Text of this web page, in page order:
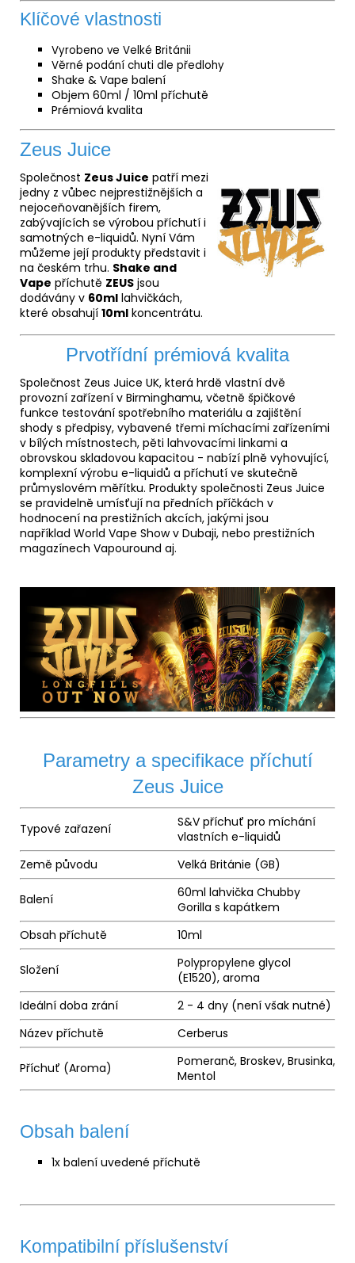
Klíčové vlastnosti
Vyrobeno ve Velké Británii
Věrné podání chuti dle předlohy
Shake & Vape balení
Objem 60ml / 10ml příchutě
Prémiová kvalita
Zeus Juice
Společnost Zeus Juice patří mezi
jedny z vůbec nejprestižnějších a
nejoceňovanějších firem,
zabývajících se výrobou příchutí i
samotných e-liquidů. Nyní Vám
můžeme její produkty představit i
na českém trhu. Shake and
Vape příchutě ZEUS jsou
dodávány v 60ml lahvičkách,
které obsahují 10ml koncentrátu.
Prvotřídní prémiová kvalita
Společnost Zeus Juice UK, která hrdě vlastní dvě
provozní zařízení v Birminghamu, včetně špičkové
funkce testování spotřebního materiálu a zajištění
shody s předpisy, vybavené třemi míchacími zařízeními
v bílých místnostech, pěti lahvovacími linkami a
obrovskou skladovou kapacitou - nabízí plně vyhovující,
komplexní výrobu e-liquidů a příchutí ve skutečně
průmyslovém měřítku. Produkty společnosti Zeus Juice
se pravidelně umísťují na předních příčkách v
hodnocení na prestižních akcích, jakými jsou
například World Vape Show v Dubaji, nebo prestižních
magazínech Vapouround aj.
Parametry a specifikace příchutí
Zeus Juice
Typové zařazení
S&V příchuť pro míchání
vlastních e-liquidů
Země původu
Velká Británie (GB)
Balení
60ml lahvička Chubby
Gorilla s kapátkem
Obsah příchutě
10ml
Složení
Polypropylene glycol
(E1520), aroma
Ideální doba zrání
2 - 4 dny (není však nutné)
Název příchutě
Cerberus
Příchuť (Aroma)
Pomeranč, Broskev, Brusinka,
Mentol
Obsah balení
1x balení uvedené příchutě
Kompatibilní příslušenství